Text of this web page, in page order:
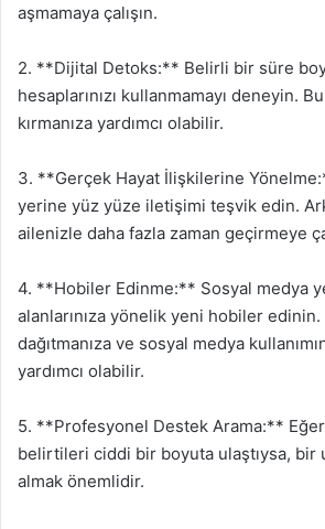
aşmamaya çalışın.
2. **Dijital Detoks:** Belirli bir süre
hesaplarınızı kullanmamayı deneyin. Bu,
kırmanıza yardımcı olabilir.
3. **Gerçek Hayat İlişkilerine
yerine yüz yüze iletişimi teşvik edin.
ailenizle daha fazla zaman geçirmeye
4. **Hobiler Edinme:** Sosyal medya
alanlarınıza yönelik yeni hobiler
dağıtmanıza ve sosyal medya
yardımcı olabilir.
5. **Profesyonel Destek Arama:** Eğer
belirtileri ciddi bir boyuta ulaştıysa, bir
almak önemlidir.